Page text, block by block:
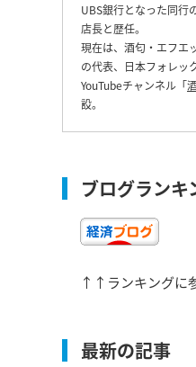
UBS銀行となった同行
店長と歴任。
現在は、酒匂・エフエ
の代表、日本フォレッ
YouTubeチャンネル「
設。
ブログランキ
↑↑ランキングに
最新の記事